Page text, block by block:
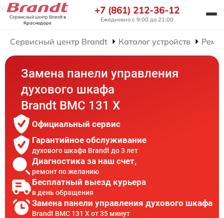
Сервисный центр Brandtв
Краснодаре
+7 (861) 212-36-12
Ежедневно с 9:00 до 21:00
Сервисный центр Brandt Каталог устройств
Замена панели управления
духового шкафа
Brandt BMC 131 X
Официальный сервис
Гарантийное обслуживание
духового шкафа Brandt до 3 лет
Диагностика за наш счет,
ремонт по желанию
Бесплатный выезд курьера
в день обращения
Замена панели управления духового шкафа
Brandt BMC 131 X от 35 минут